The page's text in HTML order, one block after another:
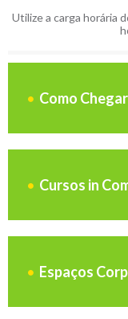
Utilize a carga horária
Como
Cursos in
Espaços